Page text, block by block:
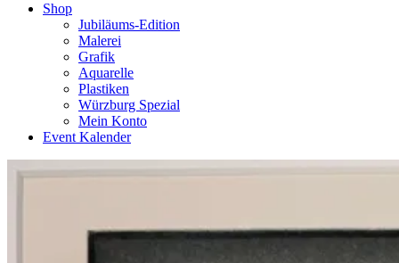
Shop
Jubiläums-Edition
Malerei
Grafik
Aquarelle
Plastiken
Würzburg Spezial
Mein Konto
Event Kalender